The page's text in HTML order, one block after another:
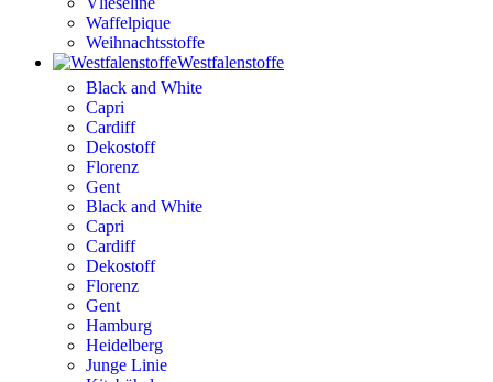
Waffelpique
Weihnachtsstoffe
Westfalenstoffe
Black and White
Capri
Cardiff
Dekostoff
Florenz
Gent
Black and White
Capri
Cardiff
Dekostoff
Florenz
Gent
Hamburg
Heidelberg
Junge Linie